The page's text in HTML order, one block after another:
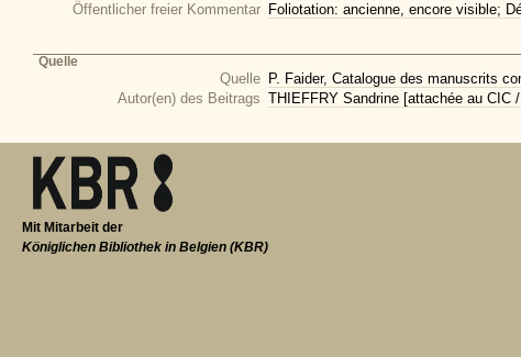
Öffentlicher freier Kommentar Foliotation: ancienne, encore visible;
Quelle
Quelle P. Faider, Catalogue des manuscrits
Autor(en) des Beitrags THIEFFRY Sandrine [attachée au CIC
Mit Mitarbeit der
Königlichen Bibliothek in Belgien (KBR)